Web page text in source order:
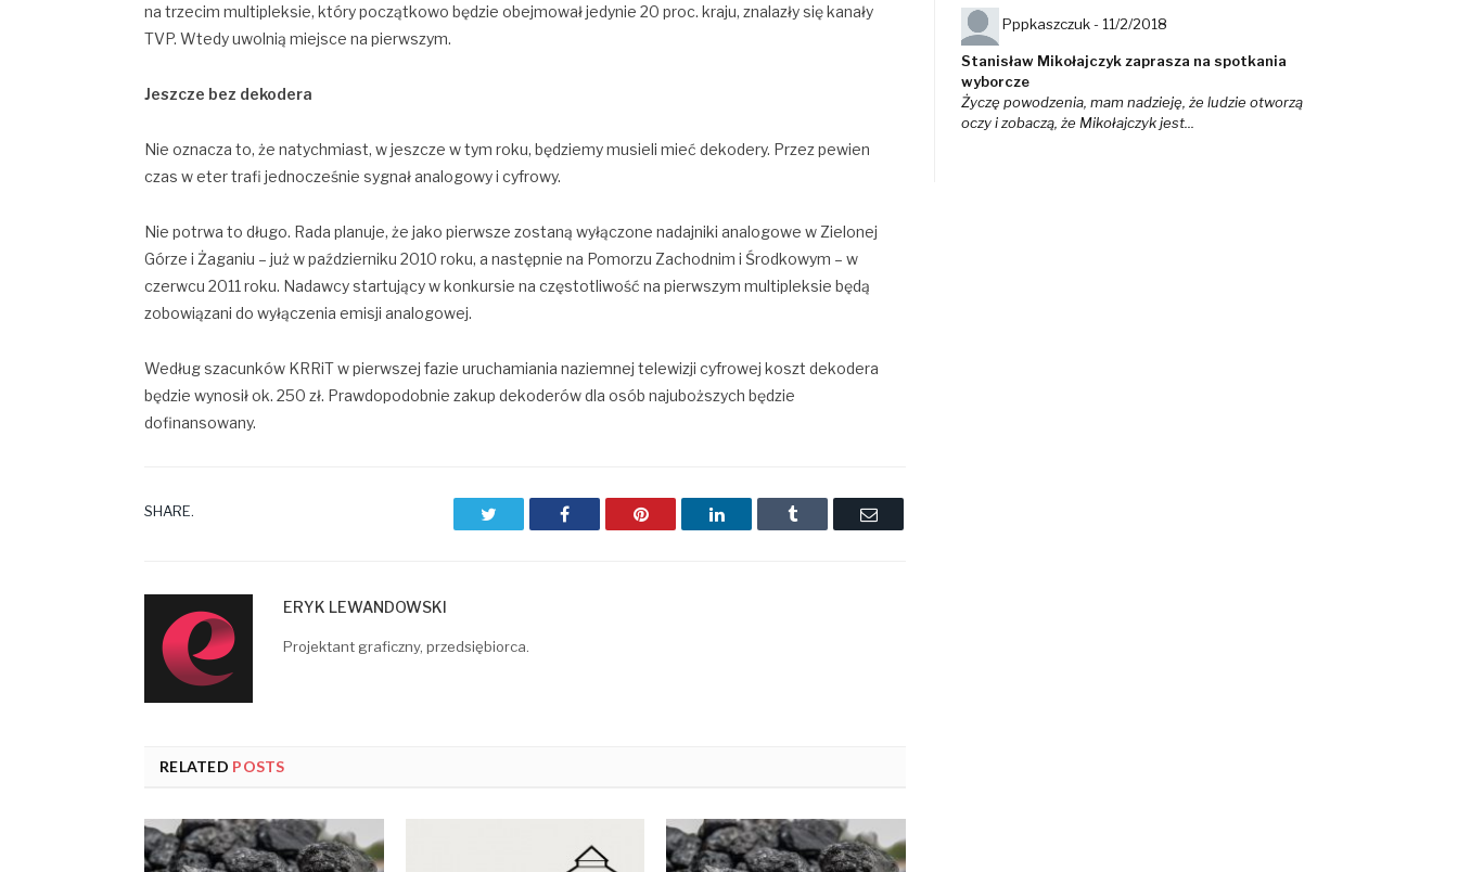
na trzecim multipleksie, który początkowo będzie obejmował jedynie 20 proc. kraju, znalazły się kanały
TVP. Wtedy uwolnią miejsce na pierwszym.
Jeszcze bez dekodera
Nie oznacza to, że natychmiast, w jeszcze w tym roku, będziemy musieli mieć dekodery. Przez pewien
czas w eter trafi jednocześnie sygnał analogowy i cyfrowy.
Nie potrwa to długo. Rada planuje, że jako pierwsze zostaną wyłączone nadajniki analogowe w Zielonej
Górze i Żaganiu – już w październiku 2010 roku, a następnie na Pomorzu Zachodnim i Środkowym – w
czerwcu 2011 roku. Nadawcy startujący w konkursie na częstotliwość na pierwszym multipleksie będą
zobowiązani do wyłączenia emisji analogowej.
Według szacunków KRRiT w pierwszej fazie uruchamiania naziemnej telewizji cyfrowej koszt dekodera
będzie wynosił ok. 250 zł. Prawdopodobnie zakup dekoderów dla osób najuboższych będzie
dofinansowany.
SHARE. TwitterFacebookPinterestLinkedInTumblr Email
ERYK LEWANDOWSKI
Projektant graficzny, przedsiębiorca.
RELATED POSTS
Pppkaszczuk - 11/2/2018
Stanisław Mikołajczyk zaprasza na spotkania
wyborcze
Życzę powodzenia, mam nadzieję, że ludzie otworzą
oczy i zobaczą, że Mikołajczyk jest...